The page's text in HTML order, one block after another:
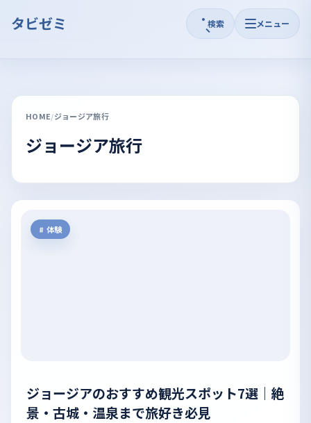
タビゼミ 検索 メニュー
HOME ジョージア旅行
ジョージア旅行
体験
ジョージアのおすすめ観光スポット7選｜絶
景・古城・温泉まで旅好き必見